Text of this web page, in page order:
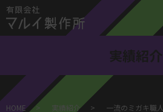
実績紹介
HOME 実績紹介 一流のミガキ職人